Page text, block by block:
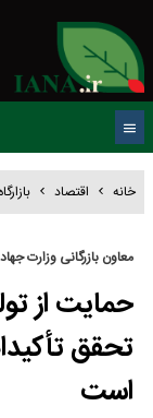
خانه اقتصاد بازارگاه
معاون بازرگانی وزارت
حمایت از
تحقق
است